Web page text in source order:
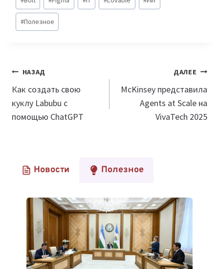
записи:
#Полезное
Навигация
по
записям
НАЗАД
Как создать свою
куклу Labubu с
помощью ChatGPT
ДАЛЕЕ
McKinsey представила
Agents at Scale на
VivaTech 2025
Новости Полезное